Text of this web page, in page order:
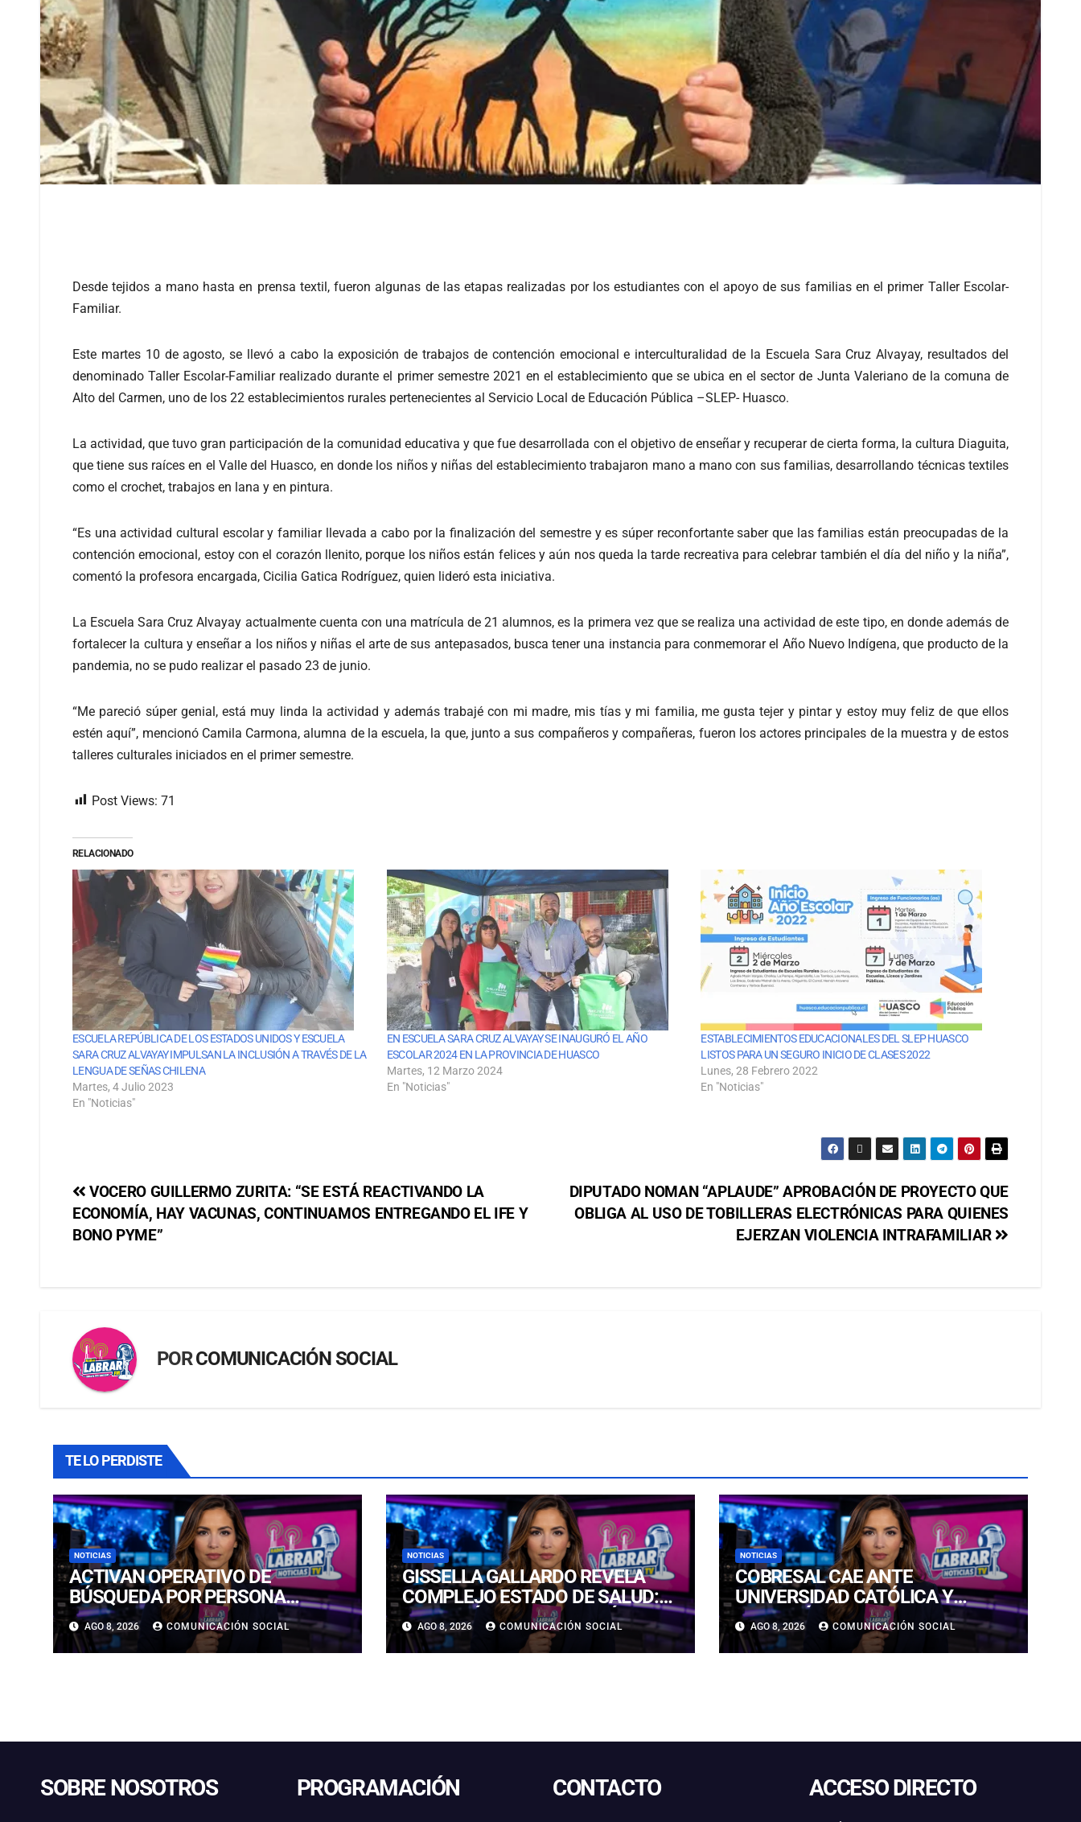
Desde tejidos a mano hasta en prensa textil, fueron algunas de las etapas realizadas por los estudiantes con el apoyo de sus familias en el primer Taller Escolar-
Familiar.
Este martes 10 de agosto, se llevó a cabo la exposición de trabajos de contención emocional e interculturalidad de la Escuela Sara Cruz Alvayay, resultados del
denominado Taller Escolar-Familiar realizado durante el primer semestre 2021 en el establecimiento que se ubica en el sector de Junta Valeriano de la comuna de
Alto del Carmen, uno de los 22 establecimientos rurales pertenecientes al Servicio Local de Educación Pública –SLEP- Huasco.
La actividad, que tuvo gran participación de la comunidad educativa y que fue desarrollada con el objetivo de enseñar y recuperar de cierta forma, la cultura Diaguita,
que tiene sus raíces en el Valle del Huasco, en donde los niños y niñas del establecimiento trabajaron mano a mano con sus familias, desarrollando técnicas textiles
como el crochet, trabajos en lana y en pintura.
“Es una actividad cultural escolar y familiar llevada a cabo por la finalización del semestre y es súper reconfortante saber que las familias están preocupadas de la
contención emocional, estoy con el corazón llenito, porque los niños están felices y aún nos queda la tarde recreativa para celebrar también el día del niño y la niña”,
comentó la profesora encargada, Cicilia Gatica Rodríguez, quien lideró esta iniciativa.
La Escuela Sara Cruz Alvayay actualmente cuenta con una matrícula de 21 alumnos, es la primera vez que se realiza una actividad de este tipo, en donde además de
fortalecer la cultura y enseñar a los niños y niñas el arte de sus antepasados, busca tener una instancia para conmemorar el Año Nuevo Indígena, que producto de la
pandemia, no se pudo realizar el pasado 23 de junio.
“Me pareció súper genial, está muy linda la actividad y además trabajé con mi madre, mis tías y mi familia, me gusta tejer y pintar y estoy muy feliz de que ellos
estén aquí”, mencionó Camila Carmona, alumna de la escuela, la que, junto a sus compañeros y compañeras, fueron los actores principales de la muestra y de estos
talleres culturales iniciados en el primer semestre.
Post Views: 71
RELACIONADO
ESCUELA REPÚBLICA DE LOS ESTADOS UNIDOS Y ESCUELA
SARA CRUZ ALVAYAY IMPULSAN LA INCLUSIÓN A TRAVÉS DE LA
LENGUA DE SEÑAS CHILENA
Martes, 4 Julio 2023
En "Noticias"
EN ESCUELA SARA CRUZ ALVAYAY SE INAUGURÓ EL AÑO
ESCOLAR 2024 EN LA PROVINCIA DE HUASCO
Martes, 12 Marzo 2024
En "Noticias"
ESTABLECIMIENTOS EDUCACIONALES DEL SLEP HUASCO
LISTOS PARA UN SEGURO INICIO DE CLASES 2022
Lunes, 28 Febrero 2022
En "Noticias"
DIPUTADO NOMAN “APLAUDE” APROBACIÓN DE PROYECTO QUE
OBLIGA AL USO DE TOBILLERAS ELECTRÓNICAS PARA QUIENES
EJERZAN VIOLENCIA INTRAFAMILIAR
VOCERO GUILLERMO ZURITA: “SE ESTÁ REACTIVANDO LA
ECONOMÍA, HAY VACUNAS, CONTINUAMOS ENTREGANDO EL IFE Y
BONO PYME”
PORCOMUNICACIÓN SOCIAL
TE LO PERDISTE
NOTICIAS
ACTIVAN OPERATIVO DE
BÚSQUEDA POR PERSONA
DESAPARECIDA EN PLAYA
CALDERILLA
AGO 8, 2026 COMUNICACIÓN SOCIAL
NOTICIAS
GISSELLA GALLARDO REVELA
COMPLEJO ESTADO DE SALUD:
“ME TENÍAN MAL HACE DÍAS”
AGO 8, 2026 COMUNICACIÓN SOCIAL
NOTICIAS
COBRESAL CAE ANTE
UNIVERSIDAD CATÓLICA Y
CONTINÚA COMPLICADO EN LA
PARTE BAJA DE LA TABLA
AGO 8, 2026 COMUNICACIÓN SOCIAL
SOBRE NOSOTROS PROGRAMACIÓN CONTACTO ACCESO DIRECTO